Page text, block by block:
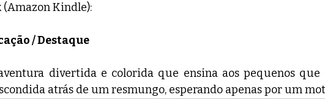
(Amazon Kindle):
/ Destaque
divertida e colorida que ensina aos pequenos que
atrás de um resmungo, esperando apenas por um